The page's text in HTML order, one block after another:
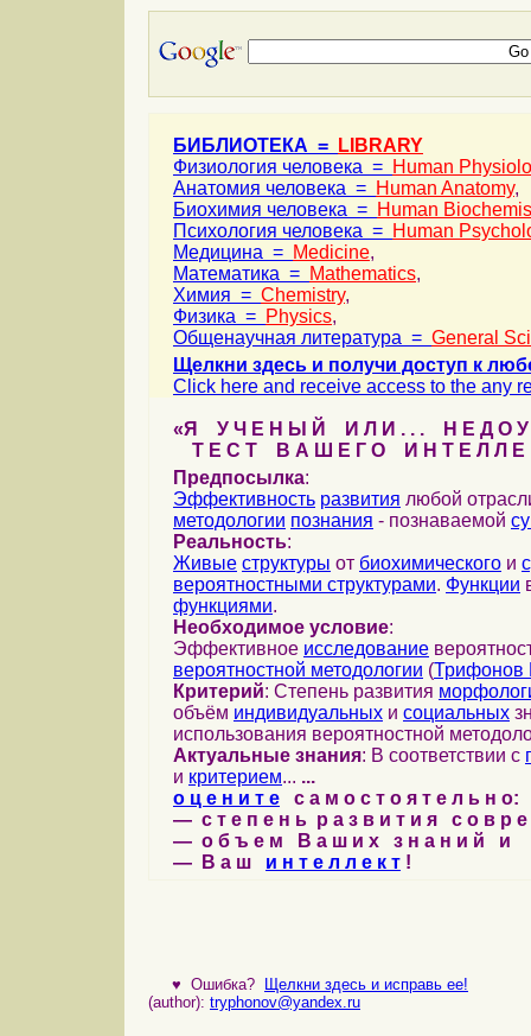
БИБЛИОТЕКА =
LIBRARY
Физиология человека = Human
Анатомия человека = Human Anatomy,
Биохимия человека = Human
Психология человека = Human
Медицина = Medicine,
Математика = Mathematics,
Химия = Chemistry,
Физика = Physics,
Общенаучная литература = General
Щелкни здесь и получи доступ к
Click here and receive access to the any
«Я У Ч Е Н Ы Й И Л И . . . Н Е Д О У
Т Е С Т В А Ш Е Г О И Н Т Е Л Л Е
Предпосылка:
Эффективность развития любой
методологии познания - познаваемой
Реальность:
Живые структуры от биохимического и
вероятностными структурами. Функции
функциями.
Необходимое условие:
Эффективное исследование
вероятностной методологии (Трифонов
Критерий: Степень развития
объём индивидуальных и социальных
использования вероятностной
Актуальные знания: В соответствии с
и критерием... ...
о ц е н и т е с а м о с т о я т е л ь н о:
— с т е п е н ь р а з в и т и я с о в р
— о б ъ е м В а ш и х з н а н и й и
— В а ш и н т е л л е к т !
♥ Ошибка?
Щелкни здесь и исправь ее!
(author): tryphonov@yandex.ru